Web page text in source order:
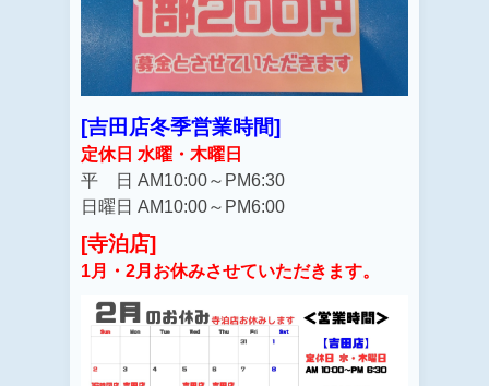
[吉田店冬季営業時間]
定休日 水曜・木曜日
平 日 AM10:00～PM6:30
日曜日 AM10:00～PM6:00
[寺泊店]
1月・2月お休みさせていただきます。